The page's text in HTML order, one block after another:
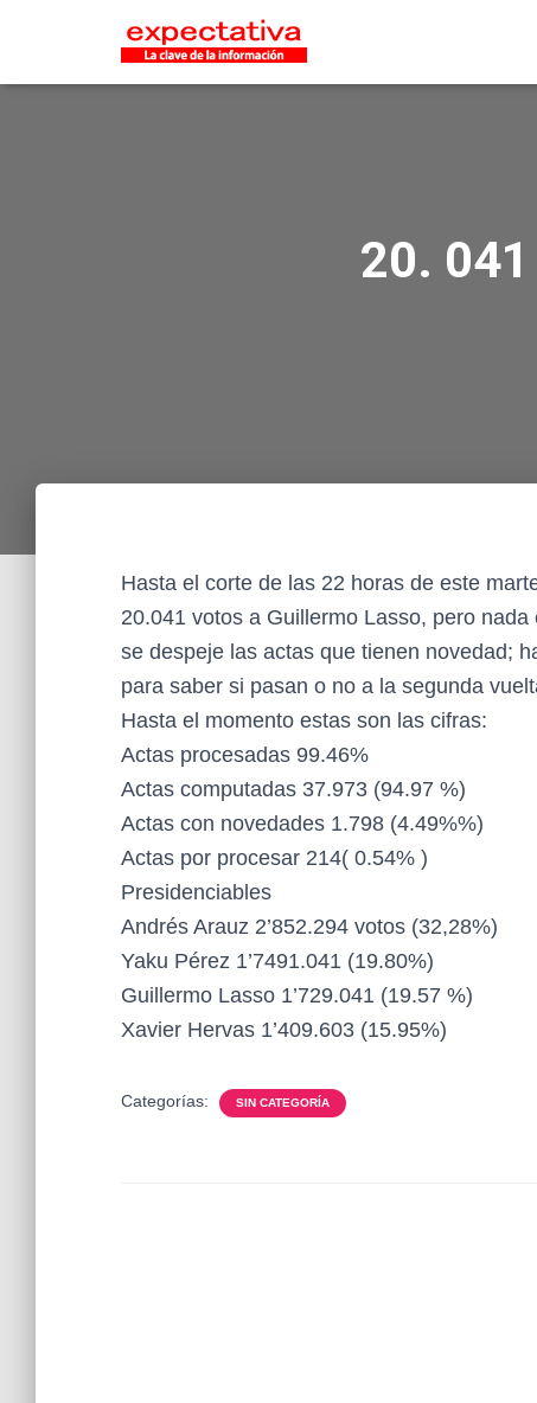
20.
Hasta el corte de las 22 horas de este
20.041 votos a Guillermo Lasso, pero
se despeje las actas que tienen novedad;
para saber si pasan o no a la segunda
Hasta el momento estas son las cifras:
Actas procesadas 99.46%
Actas computadas 37.973 (94.97 %)
Actas con novedades 1.798 (4.49%%)
Actas por procesar 214( 0.54% )
Presidenciables
Andrés Arauz 2’852.294 votos (32,28%)
Yaku Pérez 1’7491.041 (19.80%)
Guillermo Lasso 1’729.041 (19.57 %)
Xavier Hervas 1’409.603 (15.95%)
Categorías: SIN CATEGORÍA